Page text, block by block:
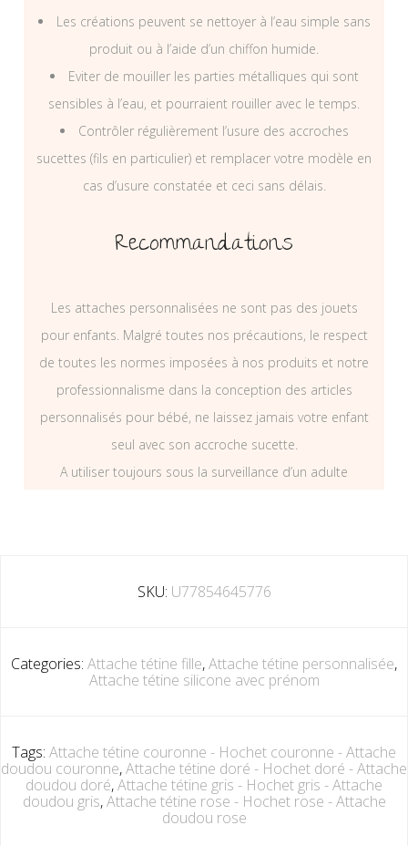
Les créations peuvent se nettoyer à l’eau simple sans
produit ou à l’aide d’un chiffon humide.
Eviter de mouiller les parties métalliques qui sont
sensibles à l’eau, et pourraient rouiller avec le temps.
Contrôler régulièrement l’usure des accroches
sucettes (fils en particulier) et remplacer votre modèle en
cas d’usure constatée et ceci sans délais.
Recommandations
Les attaches personnalisées ne sont pas des jouets
pour enfants. Malgré toutes nos précautions, le respect
de toutes les normes imposées à nos produits et notre
professionnalisme dans la conception des articles
personnalisés pour bébé, ne laissez jamais votre enfant
seul avec son accroche sucette.
A utiliser toujours sous la surveillance d’un adulte
SKU: U77854645776
Categories: Attache tétine fille,Attache tétine personnalisée,
Attache tétine silicone avec prénom
Tags: Attache tétine couronne - Hochet couronne - Attache
doudou couronne,Attache tétine doré - Hochet doré - Attache
doudou doré,Attache tétine gris - Hochet gris - Attache
doudou gris,Attache tétine rose - Hochet rose - Attache
doudou rose